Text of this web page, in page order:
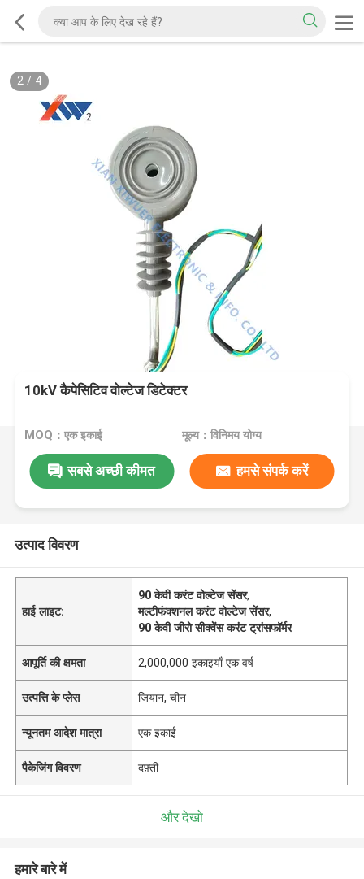
2/ 4
10kV कैपेसिटिव वोल्टेज डिटेक्टर
MOQ：एक इकाई मूल्य：विनिमय योग्य
सबसे अच्छी कीमत हमसे संपर्क करें
उत्पाद विवरण
हाई लाइट:
90 केवी करंट वोल्टेज सेंसर,
मल्टीफंक्शनल करंट वोल्टेज सेंसर,
90 केवी जीरो सीक्वेंस करंट ट्रांसफॉर्मर
आपूर्ति की क्षमता 2,000,000 इकाइयाँ एक वर्ष
उत्पत्ति के प्लेस जियान, चीन
न्यूनतम आदेश मात्रा एक इकाई
पैकेजिंग विवरण दफ़्ती
और देखो
हमारे बारे में